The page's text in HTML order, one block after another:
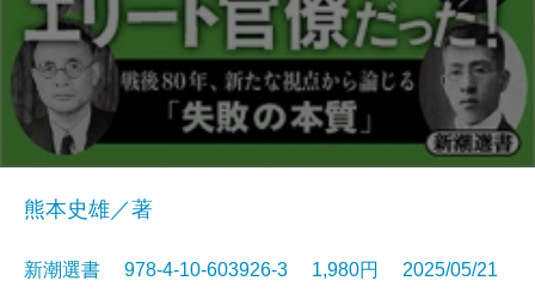
熊本史雄／著
新潮選書 978-4-10-603926-3 1,980円 2025/05/21